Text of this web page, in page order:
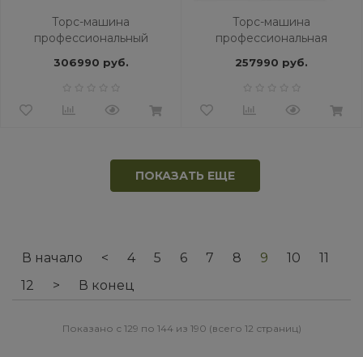
Торс-машина
профессиональный
306990 руб.
Торс-машина
профессиональная
257990 руб.
ПОКАЗАТЬ ЕЩЕ
В начало < 4 5 6 7 8 9 10
11
12
> В конец
Показано с 129 по 144 из 190 (всего 12 страниц)